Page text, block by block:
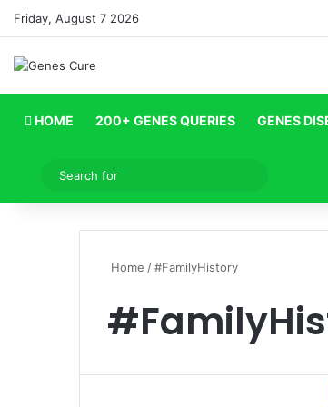
Friday, August 7 2026
HOME 200+ GENES QUERIES GENES
Log In
for
Home /#FamilyHistory